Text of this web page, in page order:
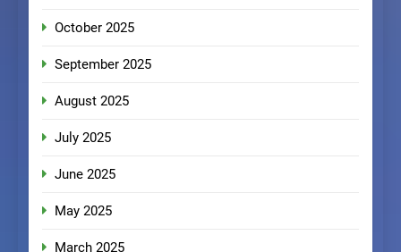
October 2025
September 2025
August 2025
July 2025
June 2025
May 2025
March 2025